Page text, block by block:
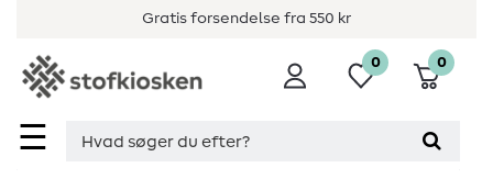
Gratis forsendelse fra 550 kr
☰
0 0